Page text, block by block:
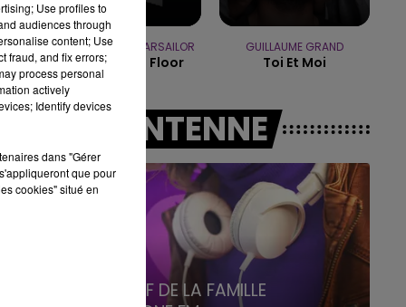
19h15 - 20h00
LA RADIO POP
OFENBACH & STARSAILOR
Four To The Floor
GUILLAUME GRAND
Toi Et Moi
A L'ANTENNE
LE BEST OF DE LA FAMILLE
Use profiles to
audiences through
content; Use
fraud, and fix errors;
process personal
actively
Identify devices
dans "Gérer
que pour
cookies" situé en